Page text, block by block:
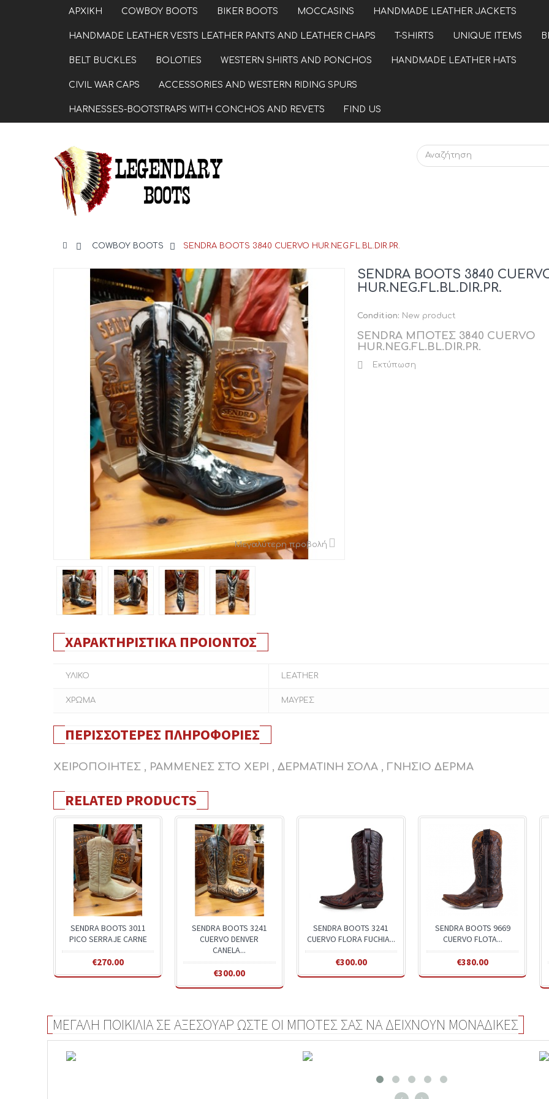
ΑΡΧΙΚΗ COWBOY BOOTS BIKER BOOTS MOCCASINS HANDMADE LEATHER JACKETS
HANDMADE LEATHER VESTS LEATHER PANTS AND LEATHER CHAPS T-SHIRTS UNIQUE ITEMS
BELT BUCKLES BOLOTIES WESTERN SHIRTS AND PONCHOS HANDMADE LEATHER HATS
CIVIL WAR CAPS ACCESSORIES AND WESTERN RIDING SPURS
HARNESSES-BOOTSTRAPS WITH CONCHOS AND REVETS FIND US
> COWBOY BOOTS > SENDRA BOOTS 3840 CUERVO HUR.NEG.FL.BL.DIR.PR.
Μεγαλύτερη προβολή
SENDRA BOOTS 3840
HUR.NEG.FL.BL.DIR.PR.
Condition: New product
SENDRA ΜΠΟΤΕΣ 3840 CUERVO
HUR.NEG.FL.BL.DIR.PR.
Εκτύπωση
ΧΑΡΑΚΤΗΡΙΣΤΙΚΆ ΠΡΟΙΌΝΤΟΣ
ΥΛΙΚΟ LEATHER
ΧΡΩΜΑ ΜΑΥΡΕΣ
ΠΕΡΙΣΣΌΤΕΡΕΣ ΠΛΗΡΟΦΟΡΊΕΣ
ΧΕΙΡΟΠΟΙΗΤΕΣ , ΡΑΜΜΕΝΕΣ ΣΤΟ ΧΕΡΙ , ΔΕΡΜΑΤΙΝΗ ΣΟΛΑ , ΓΝΗΣΙΟ ΔΕΡΜΑ
RELATED PRODUCTS
SENDRA BOOTS 3011
PICO SERRAJE CARNE
€270.00
SENDRA BOOTS 3241
CUERVO DENVER
CANELA...
€300.00
SENDRA BOOTS 3241
CUERVO FLORA FUCHIA...
€300.00
SENDRA BOOTS 9669
CUERVO FLOTA...
€380.00
ΜΕΓΑΛΗ ΠΟΙΚΙΛΙΑ ΣΕ ΑΞΕΣΟΥΑΡ ΩΣΤΕ ΟΙ ΜΠΟΤΕΣ ΣΑΣ ΝΑ ΔΕΙΧΝΟΥΝ ΜΟΝΑΔΙΚΕΣ